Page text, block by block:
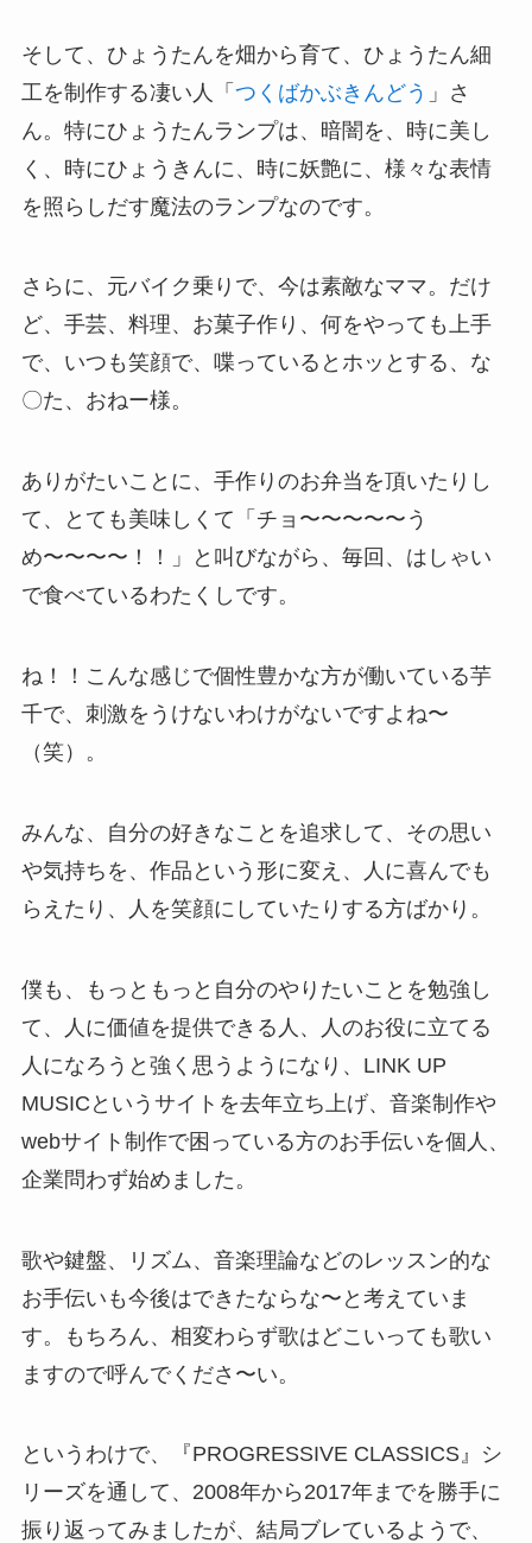
そして、ひょうたんを畑から育て、ひょうたん細
工を制作する凄い人「 つくばかぶきんどう 」さ
ん。特にひょうたんランプは、暗闇を、時に美し
く、時にひょうきんに、時に妖艶に、様々な表情
を照らしだす魔法のランプなのです。
さらに、元バイク乗りで、今は素敵なママ。だけ
ど、手芸、料理、お菓子作り、何をやっても上手
で、いつも笑顔で、喋っているとホッとする、な
〇た、おねー様。
ありがたいことに、手作りのお弁当を頂いたりし
て、とても美味しくて「チョ〜〜〜〜〜う
め〜〜〜〜！！」と叫びながら、毎回、はしゃい
で食べているわたくしです。
ね！！こんな感じで個性豊かな方が働いている芋
千で、刺激をうけないわけがないですよね〜
（笑）。
みんな、自分の好きなことを追求して、その思い
や気持ちを、作品という形に変え、人に喜んでも
らえたり、人を笑顔にしていたりする方ばかり。
僕も、もっともっと自分のやりたいことを勉強し
て、人に価値を提供できる人、人のお役に立てる
人になろうと強く思うようになり、LINK UP
MUSICというサイトを去年立ち上げ、音楽制作や
webサイト制作で困っている方のお手伝いを個人、
企業問わず始めました。
歌や鍵盤、リズム、音楽理論などのレッスン的な
お手伝いも今後はできたならな〜と考えていま
す。もちろん、相変わらず歌はどこいっても歌い
ますので呼んでくださ〜い。
というわけで、『PROGRESSIVE CLASSICS』シ
リーズを通して、2008年から2017年までを勝手に
振り返ってみましたが、結局ブレているようで、